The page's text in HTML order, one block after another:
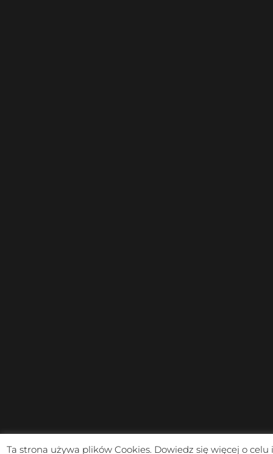
Ta strona używa plików Cookies. Dowiedz się więcej o celu